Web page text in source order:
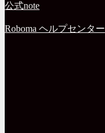
公式note
Roboma ヘルプセンター